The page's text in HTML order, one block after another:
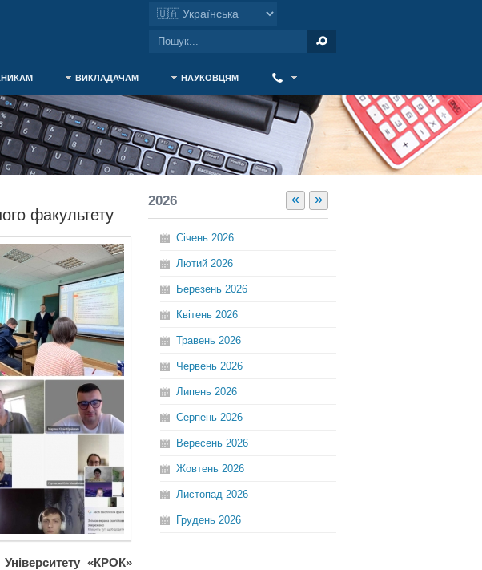
ВИКЛАДАЧАМ НАУКОВЦЯМ
факультету
«КРОК»
« »
2026
Січень 2026
Лютий 2026
Березень 2026
Квітень 2026
Травень 2026
Червень 2026
Липень 2026
Серпень 2026
Вересень 2026
Жовтень 2026
Листопад 2026
Грудень 2026